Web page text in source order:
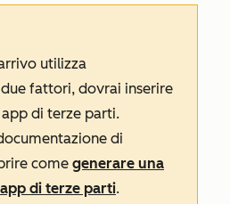
utilizza
fattori, dovrai inserire
di terze parti.
di
come generare una
di terze parti.